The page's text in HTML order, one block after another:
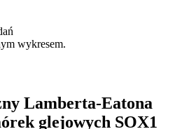
wykresem.
Lamberta-Eatona
glejowych SOX1